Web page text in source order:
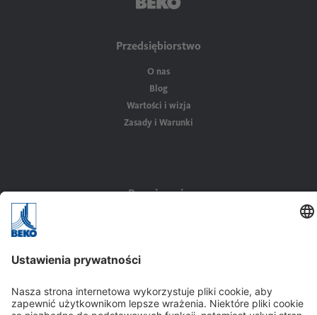
Przedsiębiorstwo
O nas
Blog
Wartości i wizja
Zasady i Warunki
Rozwiązania
Kontakt